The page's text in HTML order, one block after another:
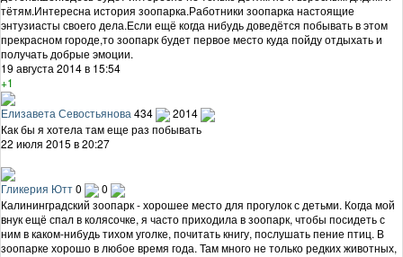
тётям.Интересна история зоопарка.Работники зоопарка настоящие
энтузиасты своего дела.Если ещё когда нибудь доведётся побывать в этом
прекрасном городе,то зоопарк будет первое место куда пойду отдыхать и
получать добрые эмоции.
19 августа 2014 в 15:54
+1
Елизавета Севостьянова 434
2014
Как бы я хотела там еще раз побывать
22 июля 2015 в 20:27
Гликерия Ютт0
0
Калининградский зоопарк - хорошее место для прогулок с детьми. Когда мой
внук ещё спал в колясочке, я часто приходила в зоопарк, чтобы посидеть с
ним в каком-нибудь тихом уголке, почитать книгу, послушать пение птиц. В
зоопарке хорошо в любое время года. Там много не только редких животных,